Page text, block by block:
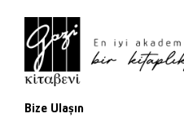
Bize Ulaşın